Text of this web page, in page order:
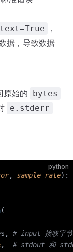
text=True
，
据，导致数据
原始的 bytes
e.stderr
python
, sample_rate):
(
# input 接收字节
, # stdout 和